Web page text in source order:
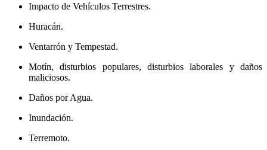
Impacto de Vehículos Terrestres.
Huracán.
Ventarrón y Tempestad.
Motín, disturbios populares, disturbios laborales y daños
maliciosos.
Daños por Agua.
Inundación.
Terremoto.